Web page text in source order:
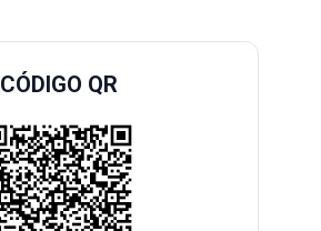
CÓDIGO QR